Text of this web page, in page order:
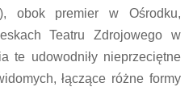
obok premier w Ośrodku,
Teatru Zdrojowego w
te udowodniły nieprzeciętne
łączące różne formy